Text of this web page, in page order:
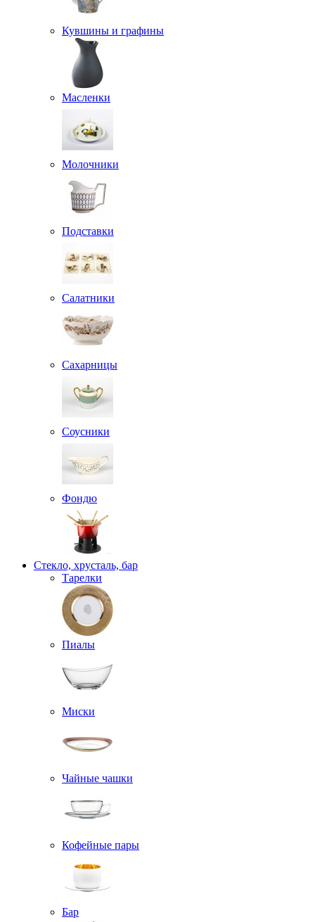
Кувшины и графины
Масленки
Молочники
Подставки
Салатники
Сахарницы
Соусники
Фондю
Стекло, хрусталь, бар
Тарелки
Пиалы
Миски
Чайные чашки
Кофейные пары
Бар